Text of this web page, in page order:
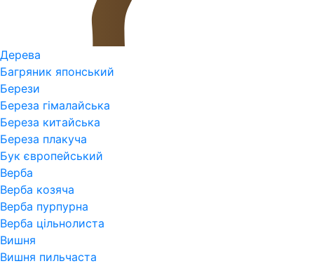
Дерева
Багряник японський
Берези
Береза гімалайська
Береза китайська
Береза плакуча
Бук європейський
Верба
Верба козяча
Верба пурпурна
Верба цільнолиста
Вишня
Вишня пильчаста